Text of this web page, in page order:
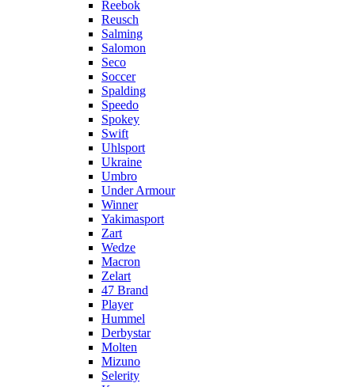
Reebok
Reusch
Salming
Salomon
Seco
Soccer
Spalding
Speedo
Spokey
Swift
Uhlsport
Ukraine
Umbro
Under Armour
Winner
Yakimasport
Zart
Wedze
Macron
Zelart
47 Brand
Player
Hummel
Derbystar
Molten
Mizuno
Selerity